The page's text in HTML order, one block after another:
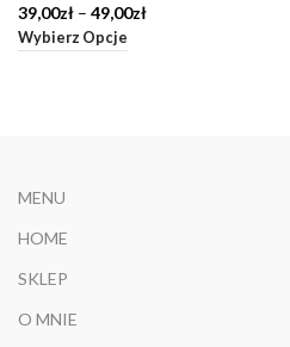
39,00zł – 49,00złZakres
Wybierz Opcje
MENU
HOME
SKLEP
O MNIE